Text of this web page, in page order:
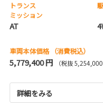
トランス
ミッション
AT
車両本体価格 （消費税込）
5,779,400 円 （税抜 5,254,000
詳細をみる